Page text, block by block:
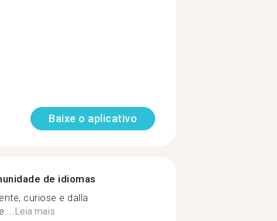
Baixe o aplicativo
de idiomas
curiose e dalla
Leia mais